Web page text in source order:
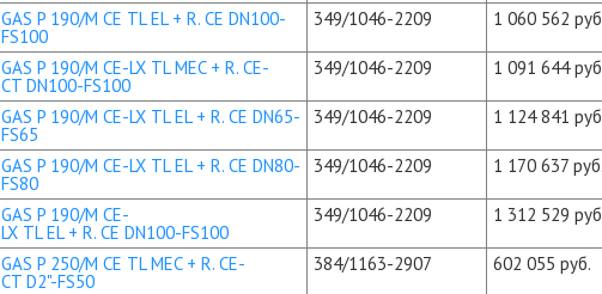
GAS P 190/M CE TL EL + R. CE DN100-
FS100
349/1046-2209 1 060 562
GAS P 190/M CE-LX TL MEC + R. CE-
CT DN100-FS100
349/1046-2209 1 091 644
GAS P 190/M CE-LX TL EL + R. CE DN65-
FS65
349/1046-2209 1 124 841
GAS P 190/M CE-LX TL EL + R. CE DN80-
FS80
349/1046-2209 1 170 637 руб.
GAS P 190/M CE-
LX TL EL + R. CE DN100-FS100
349/1046-2209 1 312 529
GAS P 250/M CE TL MEC + R. CE-
CT D2"-FS50
384/1163-2907 602 055 руб.